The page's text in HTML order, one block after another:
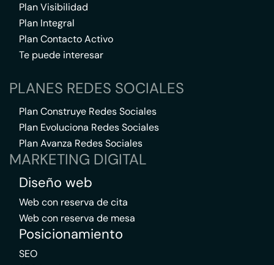
Plan Visibilidad
Plan Integral
Plan Contacto Activo
Te puede interesar
PLANES REDES SOCIALES
Plan Construye Redes Sociales
Plan Evoluciona Redes Sociales
Plan Avanza Redes Sociales
MARKETING DIGITAL
Diseño web
Web con reserva de cita
Web con reserva de mesa
Posicionamiento
SEO